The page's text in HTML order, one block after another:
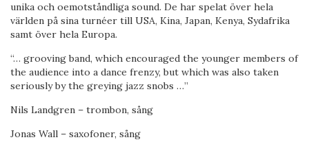
unika och oemotståndliga sound. De har spelat över hela
världen på sina turnéer till USA, Kina, Japan, Kenya, Sydafrika
samt över hela Europa.
“… grooving band, which encouraged the younger members of
the audience into a dance frenzy, but which was also taken
seriously by the greying jazz snobs …”
Nils Landgren – trombon, sång
Jonas Wall – saxofoner, sång